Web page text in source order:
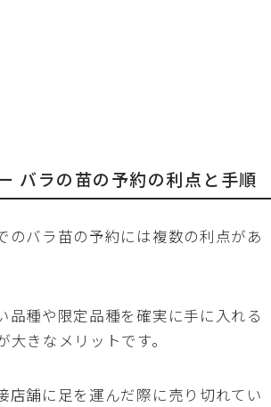
バラの苗の予約の利点と手順
のバラ苗の予約には複数の利点があ
品種や限定品種を確実に手に入れる
大きなメリットです。
店舗に足を運んだ際に売り切れてい